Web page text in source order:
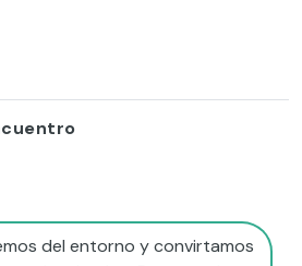
del entorno y convirtamos